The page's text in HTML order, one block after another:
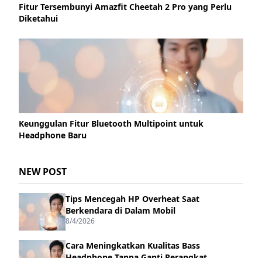
Fitur Tersembunyi Amazfit Cheetah 2 Pro yang Perlu
Diketahui
Keunggulan Fitur Bluetooth Multipoint untuk
Headphone Baru
NEW POST
Tips Mencegah HP Overheat Saat
Berkendara di Dalam Mobil
8/4/2026
Cara Meningkatkan Kualitas Bass